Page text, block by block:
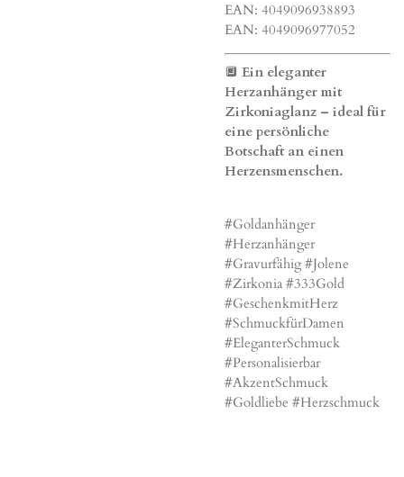
EAN: 4049096938893
EAN: 4049096977052
🔲 Ein eleganter
Herzanhänger mit
Zirkoniaglanz – ideal für
eine persönliche
Botschaft an einen
Herzensmenschen.
#Goldanhänger
#Herzanhänger
#Gravurfähig #Jolene
#Zirkonia #333Gold
#GeschenkmitHerz
#SchmuckfürDamen
#EleganterSchmuck
#Personalisierbar
#AkzentSchmuck
#Goldliebe #Herzschmuck